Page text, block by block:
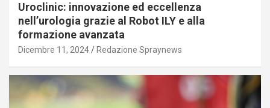
Uroclinic: innovazione ed eccellenza
nell’urologia grazie al Robot ILY e alla
formazione avanzata
Dicembre 11, 2024 Redazione Spraynews